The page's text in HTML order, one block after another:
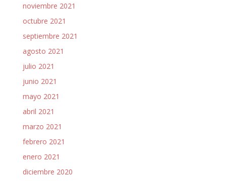
noviembre 2021
octubre 2021
septiembre 2021
agosto 2021
julio 2021
junio 2021
mayo 2021
abril 2021
marzo 2021
febrero 2021
enero 2021
diciembre 2020